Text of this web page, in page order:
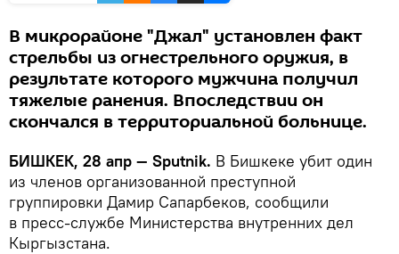
В микрорайоне "Джал" установлен факт
стрельбы из огнестрельного оружия, в
результате которого мужчина получил
тяжелые ранения. Впоследствии он
скончался в территориальной больнице.
БИШКЕК, 28 апр — Sputnik. В Бишкеке убит один
из членов организованной преступной
группировки Дамир Сапарбеков, сообщили
в пресс-службе Министерства внутренних дел
Кыргызстана.